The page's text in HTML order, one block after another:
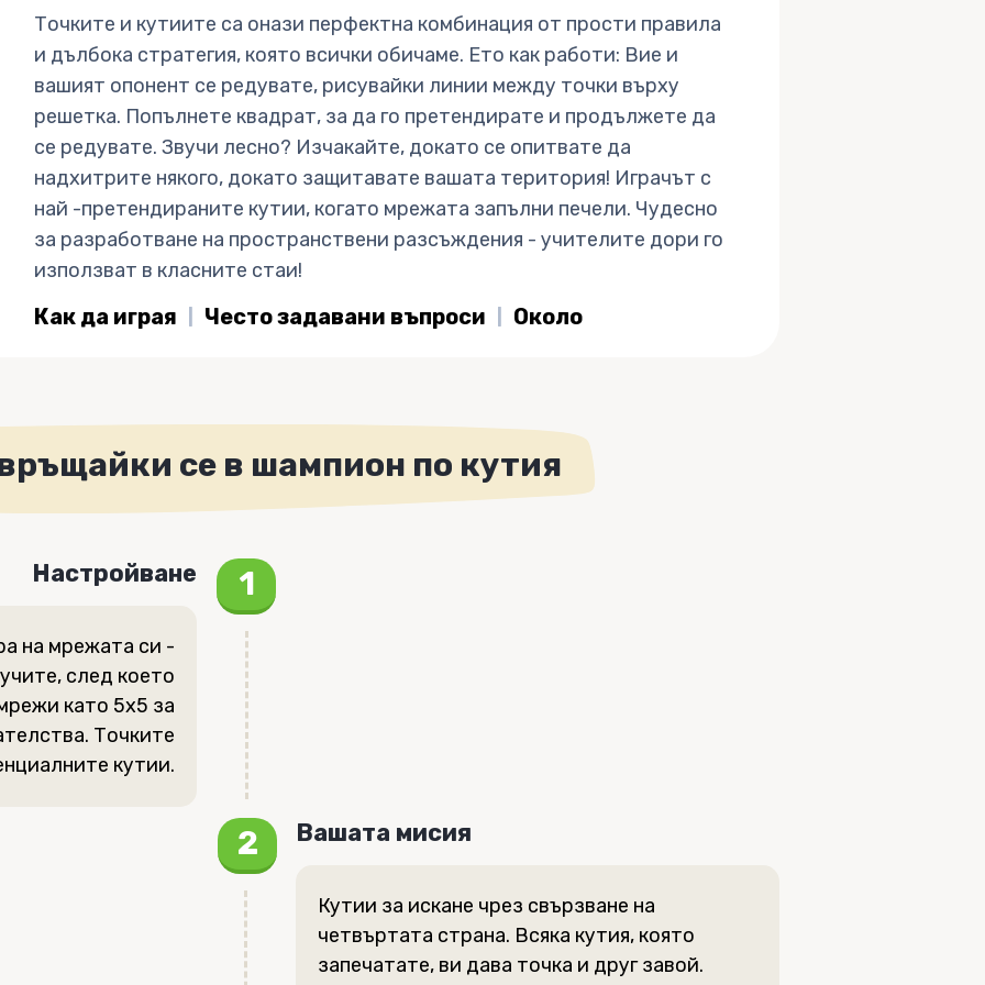
Точките и кутиите са онази перфектна комбинация от прости правила
и дълбока стратегия, която всички обичаме. Ето как работи: Вие и
вашият опонент се редувате, рисувайки линии между точки върху
решетка. Попълнете квадрат, за да го претендирате и продължете да
се редувате. Звучи лесно? Изчакайте, докато се опитвате да
надхитрите някого, докато защитавате вашата територия! Играчът с
най -претендираните кутии, когато мрежата запълни печели. Чудесно
за разработване на пространствени разсъждения - учителите дори го
използват в класните стаи!
Как да играя Често задавани въпроси Около
се в шампион по кутия
Настройване
на мрежата си -
след което
като 5x5 за
Точките
кутии.
Вашата мисия
Кутии за искане чрез свързване на
четвъртата страна. Всяка кутия, която
запечатате, ви дава точка и друг завой.